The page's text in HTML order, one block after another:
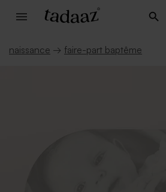
naissance → faire-part baptême